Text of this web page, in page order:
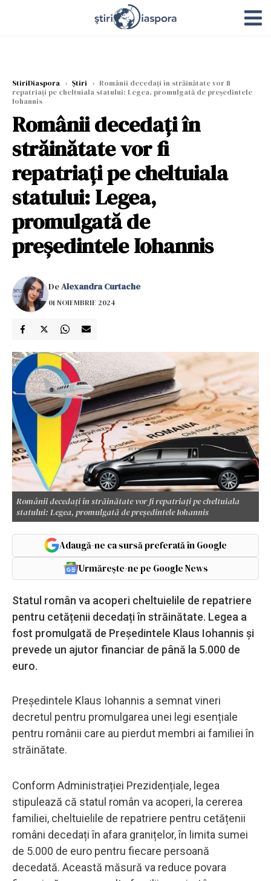
StiriDiaspora › Știri › Românii decedați în străinătate vor fi
repatriați pe cheltuiala statului: Legea, promulgată de președintele
Iohannis
Românii decedați în
străinătate vor fi
repatriați pe cheltuiala
statului: Legea,
promulgată de
președintele Iohannis
DeAlexandra Curtache
01 NOIEMBRIE 2024
Românii decedați în străinătate vor fi repatriați pe cheltuiala
statului: Legea, promulgată de președintele Iohannis
Adaugă-ne ca sursă preferată în Google
Urmărește-ne pe Google News
Statul român va acoperi cheltuielile de repatriere
pentru cetățenii decedați în străinătate. Legea a
fost promulgată de Președintele Klaus Iohannis și
prevede un ajutor financiar de până la 5.000 de
euro.
Președintele Klaus Iohannis a semnat vineri
decretul pentru promulgarea unei legi esențiale
pentru românii care au pierdut membri ai familiei în
străinătate.
Conform Administrației Prezidențiale, legea
stipulează că statul român va acoperi, la cererea
familiei, cheltuielile de repatriere pentru cetățenii
români decedați în afara granițelor, în limita sumei
de 5.000 de euro pentru fiecare persoană
decedată. Această măsură va reduce povara